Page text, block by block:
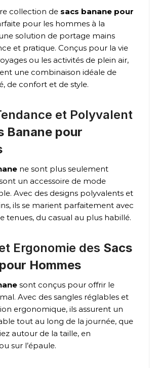
collection de sacs banane pour
pour les hommes à la
solution de portage mains
et pratique. Conçus pour la vie
ou les activités de plein air,
une combinaison idéale de
de confort et de style.
et Polyvalent
Banane pour
ne sont plus seulement
un accessoire de mode
Avec des designs polyvalents et
ils se marient parfaitement avec
tenues, du casual au plus habillé.
Ergonomie des Sacs
Hommes
sont conçus pour offrir le
Avec des sangles réglables et
ergonomique, ils assurent un
tout au long de la journée, que
autour de la taille, en
sur l’épaule.